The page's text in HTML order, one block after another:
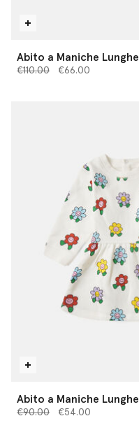
Abito a Maniche
Cuore
Prezzo ridotto da
€110.00a €66.00
Abito a Maniche
Prezzo ridotto da
€90.00a €54.00